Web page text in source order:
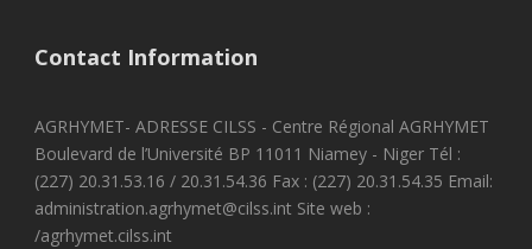
Contact Information
AGRHYMET- ADRESSE CILSS - Centre Régional AGRHYMET
Boulevard de l’Université BP 11011 Niamey - Niger Tél :
(227) 20.31.53.16 / 20.31.54.36 Fax : (227) 20.31.54.35 Email:
administration.agrhymet@cilss.int Site web :
/agrhymet.cilss.int